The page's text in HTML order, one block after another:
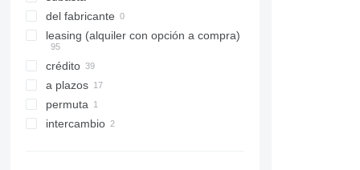
del fabricante
leasing (alquiler con opción a compra)
crédito
a plazos
permuta
intercambio